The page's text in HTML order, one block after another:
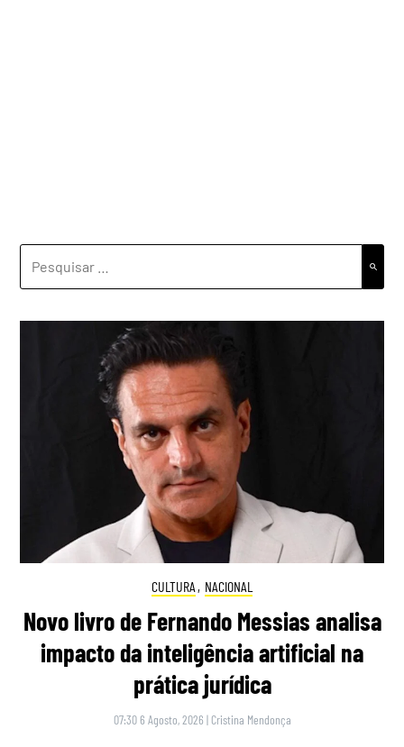
POR:
CULTURA , NACIONAL
Novo livro de Fernando Messias analisa
impacto da inteligência artificial na
prática jurídica
07:30 6 Agosto, 2026 | Cristina Mendonça